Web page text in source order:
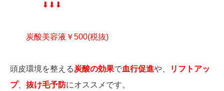
⬇︎⬇︎⬇︎
炭酸美容液￥500(税抜)
頭皮環境を整える炭酸の効果で血行促進や、
リフトアッ
プ、 抜け毛予防にオススメです。